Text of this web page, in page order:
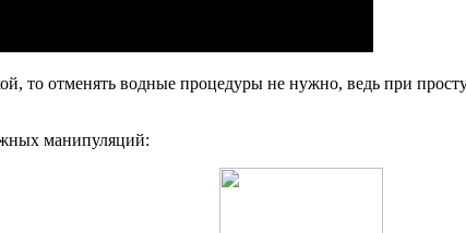
то отменять водные процедуры не нужно, ведь при
манипуляций: